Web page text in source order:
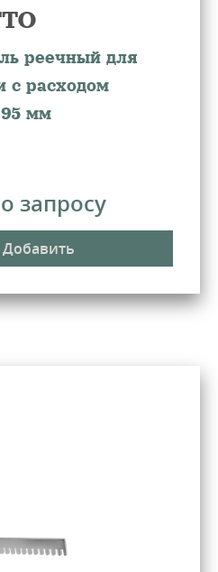
реечный для
с расходом
мм
запросу
Добавить